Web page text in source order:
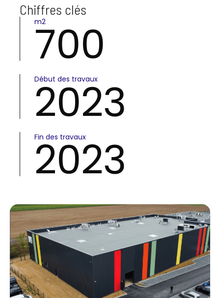
Chiffres clés
m2
700
Début des travaux
2023
Fin des travaux
2023